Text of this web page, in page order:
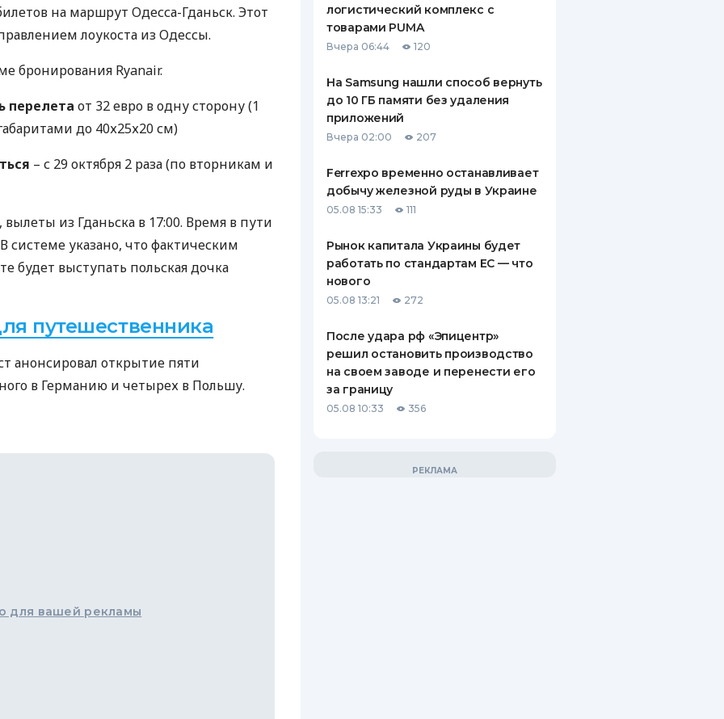
на маршрут Одесса-Гданьск. Этот
лоукоста из Одессы.
бронирования Ryanair.
перелета от 32 евро в одну сторону (1
до 40х25х20 см)
– с 29 октября 2 раза (по вторникам и
из Гданьска в 17:00. Время в пути
системе указано, что фактическим
будет выступать польская дочка
путешественника
анонсировал открытие пяти
в Германию и четырех в Польшу.
для вашей рекламы
логистический комплекс с
товарами PUMA
Вчера 06:44 120
На Samsung нашли способ вернуть
до 10 ГБ памяти без удаления
приложений
Вчера 02:00 207
Ferrexpo временно останавливает
добычу железной руды в Украине
05.08 15:33 111
Рынок капитала Украины будет
работать по стандартам ЕС — что
нового
05.08 13:21 272
После удара рф «Эпицентр»
решил остановить производство
на своем заводе и перенести его
за границу
05.08 10:33 356